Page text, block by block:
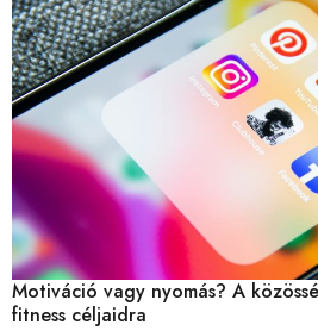
Motiváció vagy nyomás? A
fitness céljaidra